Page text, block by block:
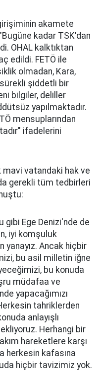
akamete
"Bugüne kadar TSK'dan
OHAL kalktıktan
edildi. FETÖ ile
olmadan, Kara,
şiddetli bir
bilgiler, deliller
yapılmaktadır.
mensuplarından
ifadelerini
vatandaki hak ve
gerekli tüm tedbirleri
gibi Ege Denizi'nde de
iyi komşuluk
yanayız. Ancak hiçbir
bu asil milletin iğne
bu konuda
müdafaa ve
yapacağımızı
tahriklerden
anlayışlı
Herhangi bir
hareketlere karşı
herkesin kafasına
hiçbir tavizimiz yok.